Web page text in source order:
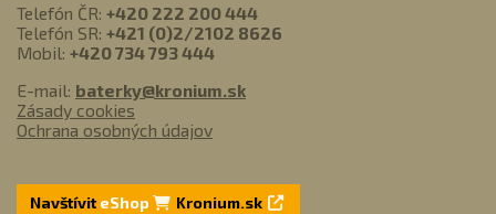
Telefón ČR: +420 222 200 444
Telefón SR: +421 (0)2/2102 8626
Mobil: +420 734 793 444
E-mail: baterky@kronium.sk
Zásady cookies
Ochrana osobných údajov
NavštíviteShop Kronium.sk